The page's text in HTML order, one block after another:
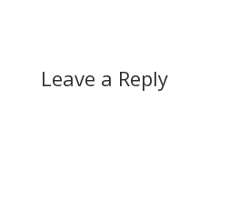
Leave a Reply